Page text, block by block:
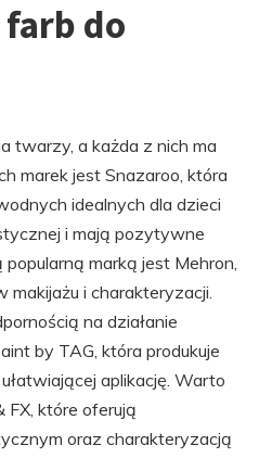
do
twarzy, a każda z nich ma
marek jest Snazaroo, która
idealnych dla dzieci
i mają pozytywne
marką jest Mehron,
i charakteryzacji.
na działanie
by TAG, która produkuje
aplikację. Warto
które oferują
oraz charakteryzacją